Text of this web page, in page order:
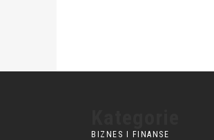
BIZNES I FINANSE